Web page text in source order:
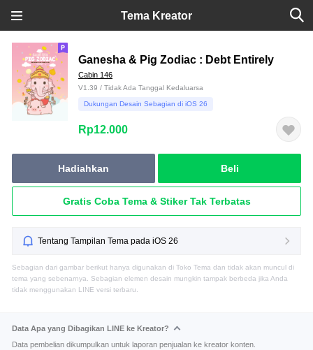
Tema Kreator
Ganesha & Pig Zodiac : Debt Entirely
Cabin 146
V1.39 / Tidak Ada Tanggal Kedaluarsa
Dukungan Desain Sebagian di iOS 26
Rp12.000
Hadiahkan Beli
Gratis Coba Tema & Stiker Tak Terbatas
Tentang Tampilan Tema pada iOS 26
Sebagian dari gambar berikut hanya digunakan di Toko Tema dan tidak akan muncul di
tema yang sebenarnya. Sebagian elemen desain mungkin tampak berbeda jika Anda
tidak menggunakan LINE versi terbaru.
Data Apa yang Dibagikan LINE ke Kreator?
Data pembelian dikumpulkan untuk laporan penjualan ke kreator konten.